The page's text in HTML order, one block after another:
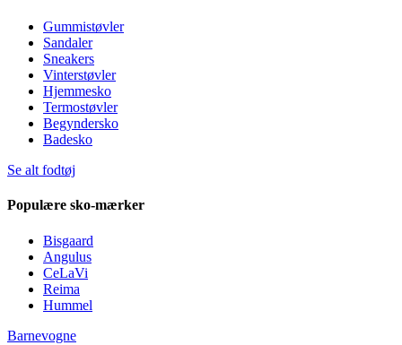
Gummistøvler
Sandaler
Sneakers
Vinterstøvler
Hjemmesko
Termostøvler
Begyndersko
Badesko
Se alt fodtøj
Populære sko-mærker
Bisgaard
Angulus
CeLaVi
Reima
Hummel
Barnevogne